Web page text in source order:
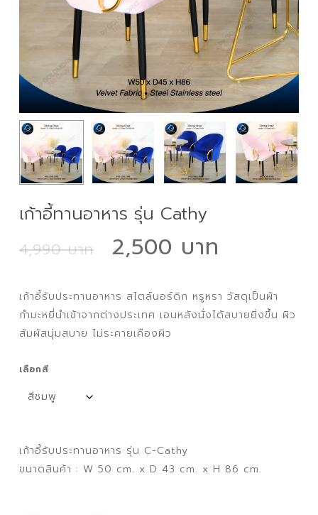
เก้าอี้ทานอาหาร รุ่น Cathy
4,990 Original
price
was:
4,990 ฿.
2,500
is:
2,500
เก้าอี้รับประทานอาหาร สไตล์นอร์ดิก หรูหรา วัสดุเป็นผ้า
กำมะหยี่นำเข้าจากต่างประเทศ เอนหลังนั่งได้สบายยิ่งขึ้น ผิว
สัมผัสนุ่มสบาย ไม่ระคายเคืองผิว
เลือกสี
เก้าอี้รับประทานอาหาร รุ่น C-Cathy
ขนาดสินค้า : W 50 cm. x D 43 cm. x H 86 cm.